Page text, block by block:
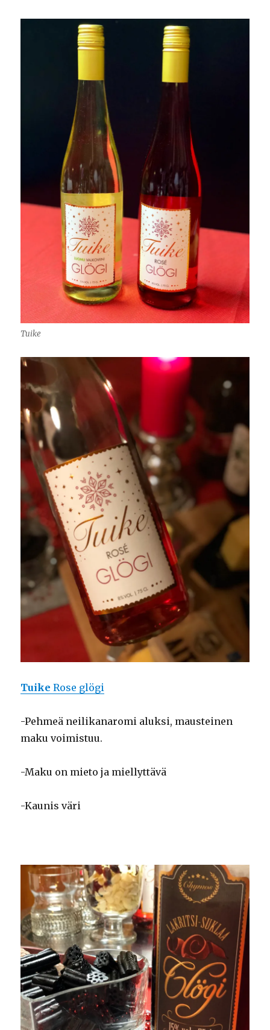
Tuike
Tuike Rose glögi
-Pehmeä neilikanaromi aluksi, mausteinen
maku voimistuu.
-Maku on mieto ja miellyttävä
-Kaunis väri